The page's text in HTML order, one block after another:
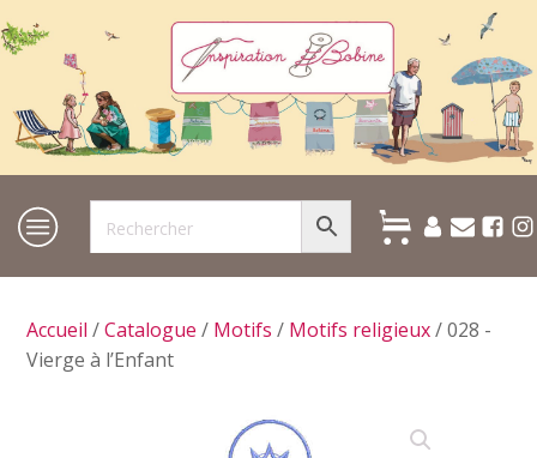
Accueil /Catalogue / Motifs / Motifs religieux/ 028 -
Vierge à l’Enfant